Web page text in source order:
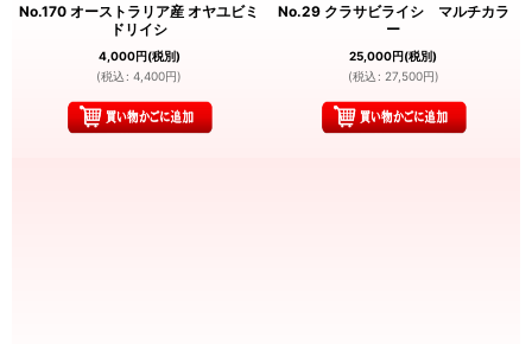
No.170 オーストラリア産 オヤユビミ
ドリイシ
4,000円(税別)
(税込 : 4,400円)
No.29 クラサビライシ マルチカラ
ー
25,000円(税別)
(税込 : 27,500円)